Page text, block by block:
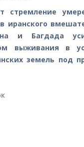
стремление
иранского
и Багдада
выживания в
земель под